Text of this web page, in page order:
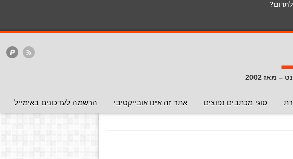
2002
סוגי מכתבים נפוצים אתר זה אינו אובייקטיבי הרשמה לעדכונים באימייל
המלצה - לא להעביר המלצה - אפשר להעביר
המלצה - לכאן ולכאן
מקורונה בגלל ההפגנות בבלפור